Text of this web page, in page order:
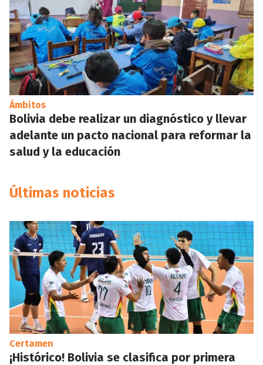
Ámbitos
Bolivia debe realizar un diagnóstico y llevar
adelante un pacto nacional para reformar la
salud y la educación
Últimas noticias
Certamen
¡Histórico! Bolivia se clasifica por primera